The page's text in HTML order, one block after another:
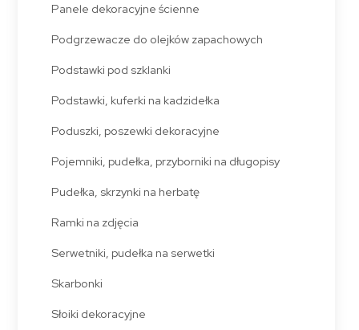
Panele dekoracyjne ścienne
Podgrzewacze do olejków zapachowych
Podstawki pod szklanki
Podstawki, kuferki na kadzidełka
Poduszki, poszewki dekoracyjne
Pojemniki, pudełka, przyborniki na długopisy
Pudełka, skrzynki na herbatę
Ramki na zdjęcia
Serwetniki, pudełka na serwetki
Skarbonki
Słoiki dekoracyjne